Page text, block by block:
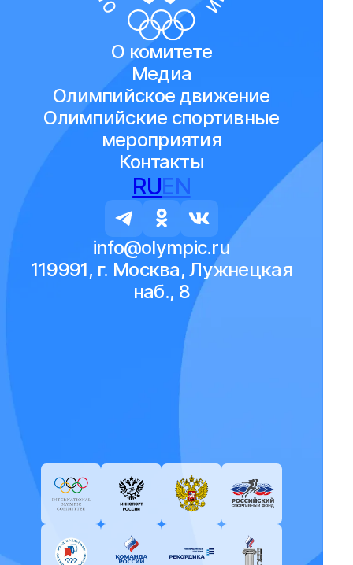
О комитете
Медиа
Олимпийское движение
Олимпийские спортивные
мероприятия
Контакты
RUEN
info@olympic.ru
119991, г. Москва, Лужнецкая
наб., 8